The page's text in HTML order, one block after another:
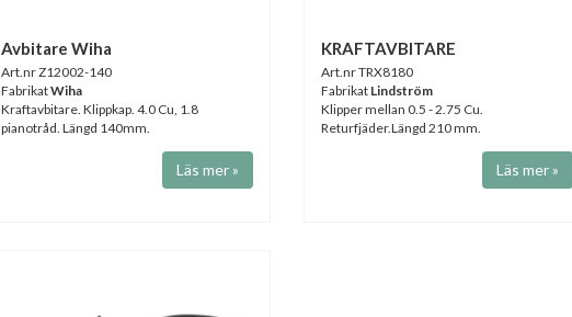
Avbitare Wiha
Art.nr Z12002-140
FabrikatWiha
Kraftavbitare. Klippkap. 4.0 Cu, 1.8
pianotråd. Längd 140mm.
Läs mer »
KRAFTAVBITARE
Art.nr TRX8180
Fabrikat Lindström
Klipper mellan 0.5 - 2.75 Cu.
Returfjäder.Längd 210 mm.
Läs mer »